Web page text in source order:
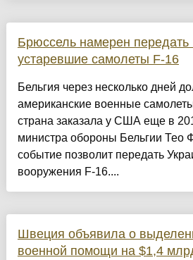
Брюссель намерен передать
устаревшие самолеты F-16
Бельгия через несколько дней
американские военные
страна заказала у США еще в
министра обороны Бельгии Тео
событие позволит передать
вооружения F-16....
Швеция объявила о
военной помощи на $1,4